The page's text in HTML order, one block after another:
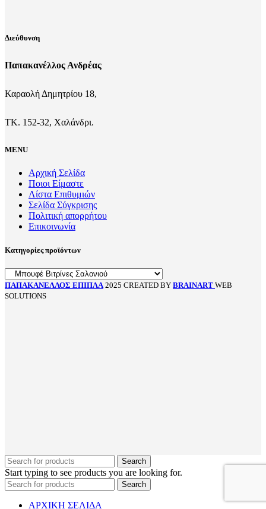
Διεύθυνση
Παπακανέλλος Ανδρέας
Καραολή Δημητρίου 18,
ΤΚ. 152-32, Χαλάνδρι.
MENU
Αρχική Σελίδα
Ποιοι Είμαστε
Λίστα Επιθυμιών
Σελίδα Σύγκρισης
Πολιτική απορρήτου
Επικοινωνία
Κατηγορίες προϊόντων
ΠΑΠΑΚΑΝΕΛΛΟΣ ΕΠΙΠΛΑ 2025 CREATED BY BRAINART WEB
SOLUTIONS
Search
Start typing to see products you are looking for.
Search
ΑΡΧΙΚΗ ΣΕΛΙΔΑ